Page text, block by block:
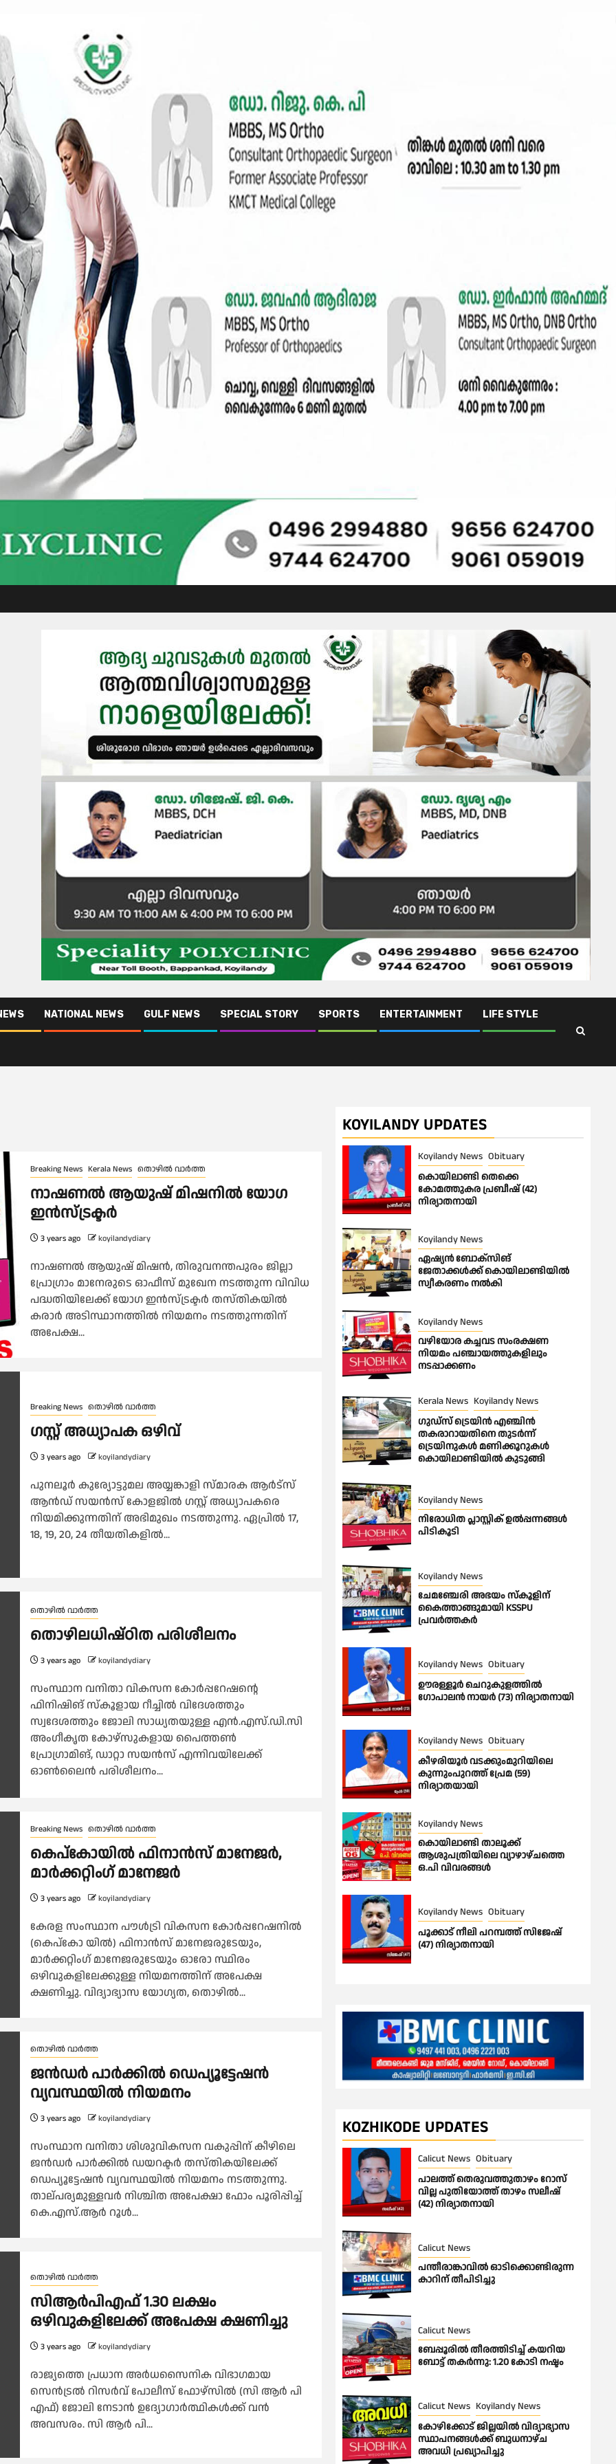
NATIONAL NEWS GULF NEWS SPECIAL STORY SPORTS ENTERTAINMENT LIFE STYLE
Breaking News Kerala News തൊഴിൽ വാർത്ത
നാഷണൽ ആയുഷ് മിഷനിൽ യോഗ
ഇൻസ്ട്രക്ടർ
3 years ago koyilandydiary
നാഷണൽ ആയുഷ് മിഷൻ, തിരുവനന്തപുരം ജില്ലാ
പ്രോഗ്രാം മാനേരുടെ ഓഫീസ് മുഖേന നടത്തുന്ന വിവിധ
പദ്ധതിയിലേക്ക് യോഗ ഇൻസ്ട്രക്ടർ തസ്തികയിൽ
കരാർ അടിസ്ഥാനത്തിൽ നിയമനം നടത്തുന്നതിന്
അപേക്ഷ...
Breaking News തൊഴിൽ വാർത്ത
ഗസ്റ്റ് അധ്യാപക ഒഴിവ്
3 years ago koyilandydiary
പുനലൂര്‍ കുര്യോട്ടുമല അയ്യങ്കാളി സ്മാരക ആര്‍ട്‌സ്
ആന്‍ഡ് സയന്‍സ് കോളജില്‍ ഗസ്റ്റ് അധ്യാപകരെ
നിയമിക്കുന്നതിന് അഭിമുഖം നടത്തുന്നു. ഏപ്രില്‍ 17,
18, 19, 20, 24 തീയതികളില്‍...
തൊഴിൽ വാർത്ത
തൊഴിലധിഷ്ഠിത പരിശീലനം
3 years ago koyilandydiary
സംസ്ഥാന വനിതാ വികസന കോർപ്പറേഷന്റെ
ഫിനിഷിങ് സ്‌കൂളായ റീച്ചിൽ വിദേശത്തും
സ്വദേശത്തും ജോലി സാധ്യതയുള്ള എൻ.എസ്.ഡി.സി
അംഗീകൃത കോഴ്‌സുകളായ പൈത്തൺ
പ്രോഗ്രാമിങ്, ഡാറ്റാ സയൻസ് എന്നിവയിലേക്ക്
ഓൺലൈൻ പരിശീലനം...
Breaking News തൊഴിൽ വാർത്ത
കെപ്കോയിൽ ഫിനാൻസ് മാനേജർ,
മാർക്കറ്റിംഗ് മാനേജർ
3 years ago koyilandydiary
കേരള സംസ്ഥാന പൗൾട്രി വികസന കോർപ്പറേഷനിൽ
(കെപ്‌കോ യിൽ) ഫിനാൻസ് മാനേജരുടേയും,
മാർക്കറ്റിംഗ് മാനേജരുടേയും ഓരോ സ്ഥിരം
ഒഴിവുകളിലേക്കുള്ള നിയമനത്തിന് അപേക്ഷ
ക്ഷണിച്ചു. വിദ്യാഭ്യാസ യോഗ്യത, തൊഴിൽ...
തൊഴിൽ വാർത്ത
ജൻഡർ പാർക്കിൽ ഡെപ്യൂട്ടേഷൻ
വ്യവസ്ഥയിൽ നിയമനം
3 years ago koyilandydiary
സംസ്ഥാന വനിതാ ശിശുവികസന വകുപ്പിന് കീഴിലെ
ജൻഡർ പാർക്കിൽ ഡയറക്ടർ തസ്തികയിലേക്ക്
ഡെപ്യൂട്ടേഷൻ വ്യവസ്ഥയിൽ നിയമനം നടത്തുന്നു.
താല്പര്യമുള്ളവർ നിശ്ചിത അപേക്ഷാ ഫോം പൂരിപ്പിച്ച്
കെ.എസ്.ആർ റൂൾ...
തൊഴിൽ വാർത്ത
സിആർപിഎഫ് 1.30 ലക്ഷം
ഒഴിവുകളിലേക്ക് അപേക്ഷ ക്ഷണിച്ചു
3 years ago koyilandydiary
രാജ്യത്തെ പ്രധാന അർധസൈനിക വിഭാഗമായ
സെൻട്രൽ റിസർവ് പോലീസ് ഫോഴ്‌സിൽ (സി ആർ പി
എഫ്) ജോലി നേടാന്‍ ഉദ്യോഗാർത്ഥികള്‍ക്ക് വന്‍
അവസരം. സി ആർ പി...
KOYILANDY UPDATES
Koyilandy News Obituary
കൊയിലാണ്ടി തെക്കെ
കോമത്തുകര പ്രബീഷ് (42)
നിര്യാതനായി
Koyilandy News
ഏഷ്യൻ ബോക്സിങ്
ജേതാക്കൾക്ക് കൊയിലാണ്ടിയിൽ
സ്വീകരണം നൽകി
Koyilandy News
വഴിയോര കച്ചവട സംരക്ഷണ
നിയമം പഞ്ചായത്തുകളിലും
നടപ്പാക്കണം
Kerala News Koyilandy News
ഗുഡ്സ് ട്രെയിൻ എഞ്ചിൻ
തകരാറായതിനെ തുടർന്ന്
ട്രെയിനുകൾ മണിക്കൂറുകൾ
കൊയിലാണ്ടിയിൽ കുടുങ്ങി
Koyilandy News
നിരോധിത പ്ലാസ്റ്റിക് ഉൽപ്പന്നങ്ങൾ
പിടികൂടി
Koyilandy News
ചേമഞ്ചേരി അഭയം സ്കൂളിന്
കൈത്താങ്ങുമായി KSSPU
പ്രവർത്തകർ
Koyilandy News Obituary
ഊരള്ളൂര്‍ ചെറുകുളത്തിൽ
ഗോപാലൻ നായർ (73) നിര്യാതനായി
Koyilandy News Obituary
കീഴരിയൂർ വടക്കുംമുറിയിലെ
കുന്നുംപുറത്ത് പ്രേമ (59)
നിര്യാതയായി
Koyilandy News
കൊയിലാണ്ടി താലൂക്ക്
ആശുപത്രിയിലെ വ്യാഴാഴ്ചത്തെ
ഒ.പി വിവരങ്ങൾ
Koyilandy News Obituary
പൂക്കാട് നീലി പറമ്പത്ത് സിജേഷ്
(47) നിര്യാതനായി
KOZHIKODE UPDATES
Calicut News Obituary
പാലത്ത് തെരുവത്തുതാഴം റോസ്
വില്ല പുതിയോത്ത് താഴം സലീഷ്
(42) നിര്യാതനായി
Calicut News
പന്തീരാങ്കാവിൽ ഓടിക്കൊണ്ടിരുന്ന
കാറിന് തീപിടിച്ചു
Calicut News
ബേപ്പൂരിൽ തീരത്തിടിച്ച് കയറിയ
ബോട്ട് തകർന്നു: 1.20 കോടി നഷ്ടം
Calicut News Koyilandy News
കോഴിക്കോട് ജില്ലയിൽ വിദ്യാഭ്യാസ
സ്ഥാപനങ്ങൾക്ക് ബുധനാഴ്ച
അവധി പ്രഖ്യാപിച്ചു